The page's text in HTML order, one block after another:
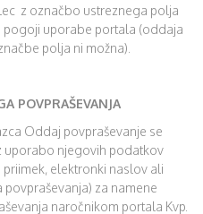
z označbo ustreznega polja
pogoji uporabe portala (oddaja
polja ni možna).
POVPRAŠEVANJA
Oddaj povpraševanje se
uporabo njegovih podatkov
elektronki naslov ali
za namene
naročnikom portala Kvp.